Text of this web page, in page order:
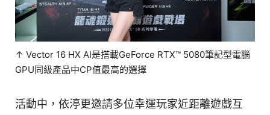
↑ Vector 16 HX AI是搭載GeForce RTX™ 5080筆記型電腦
GPU同級產品中CP值最高的選擇
活動中，依渟更邀請多位幸運玩家近距離遊戲互